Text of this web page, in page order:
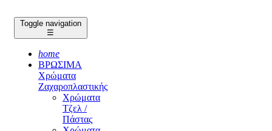
Toggle navigation
☰
home
ΒΡΩΣΙΜΑ
Χρώματα
Ζαχαροπλαστικής
Χρώματα
Τζελ /
Πάστας